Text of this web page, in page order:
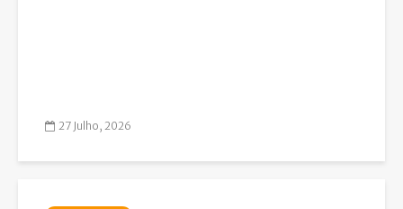
27 Julho, 2026